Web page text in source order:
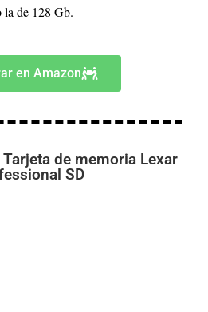
la de 128 Gb.
en Amazon
de memoria Lexar
SD